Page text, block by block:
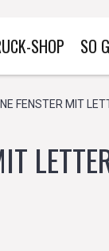
SHOP SO
FENSTER MIT